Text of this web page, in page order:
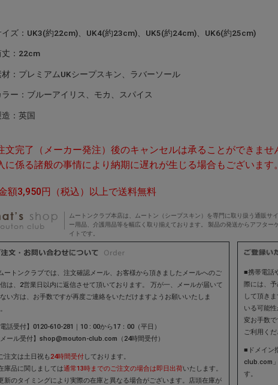
イズ：UK3(約22cm)、UK4(約23cm)、UK5(約24cm)、UK6(約25cm)
丈：22cm
材：プレミアムUKシープスキン、ラバーソール
ラー：ブルーアイリス、モカ、スパイス
造：英国
文完了（メーカー発注）後のキャンセルは承ることができませ
に係る諸般の事情により納期に遅れが生じる場合もございます。
額3,950円（税込）以上で送料無料
ムートンクラブ本店は、ムートン（シープスキン）を専門に取り扱う通販
ー用品、介護用品等を幅広く取り揃えております。 製品の発送からアフタ
イトです。
ートンクラブでは、注文確認メール、お客様から頂きましたメールへのご
は、2営業日以内に返信させて頂いております。 万が一、メールが届いて
い方は、お手数ですが再度ご連絡をいただけますようお願いいたしま
電話受付】0120-610-281｜10 : 00から17：00（平日）
メール受付】shop@mouton-club.com（24時間受付）
注文は土日祝も24時間受付しております。
庫品に関しましては通常13時までのご注文の場合は即日出荷いたします。
新のタイミングにより実際の在庫と異なる場合がございます。店頭在庫が
■携帯電話
際には、予
して頂き
いる可能
変お手数
ご利用くだ
■ドメイン
club.com
す。